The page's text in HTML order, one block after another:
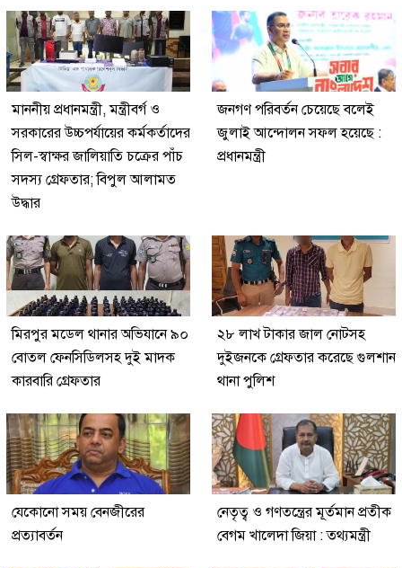
মাননীয় প্রধানমন্ত্রী, মন্ত্রীবর্গ ও
সরকারের উচ্চপর্যায়ের কর্মকর্তাদের
সিল-স্বাক্ষর জালিয়াতি চক্রের পাঁচ
সদস্য গ্রেফতার; বিপুল আলামত
উদ্ধার
জনগণ পরিবর্তন চেয়েছে বলেই
জুলাই আন্দোলন সফল হয়েছে :
প্রধানমন্ত্রী
মিরপুর মডেল থানার অভিযানে ৯০
বোতল ফেনসিডিলসহ দুই মাদক
কারবারি গ্রেফতার
২৮ লাখ টাকার জাল নোটসহ
দুইজনকে গ্রেফতার করেছে গুলশান
থানা পুলিশ
যেকোনো সময় বেনজীরের
প্রত্যাবর্তন
নেতৃত্ব ও গণতন্ত্রের মূর্তমান প্রতীক
বেগম খালেদা জিয়া : তথ্যমন্ত্রী